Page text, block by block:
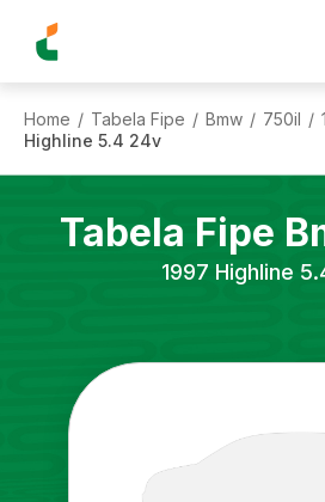
Home / Tabela Fipe / Bmw / 750il /
Highline 5.4 24v
Tabela Fipe
1997 Highline